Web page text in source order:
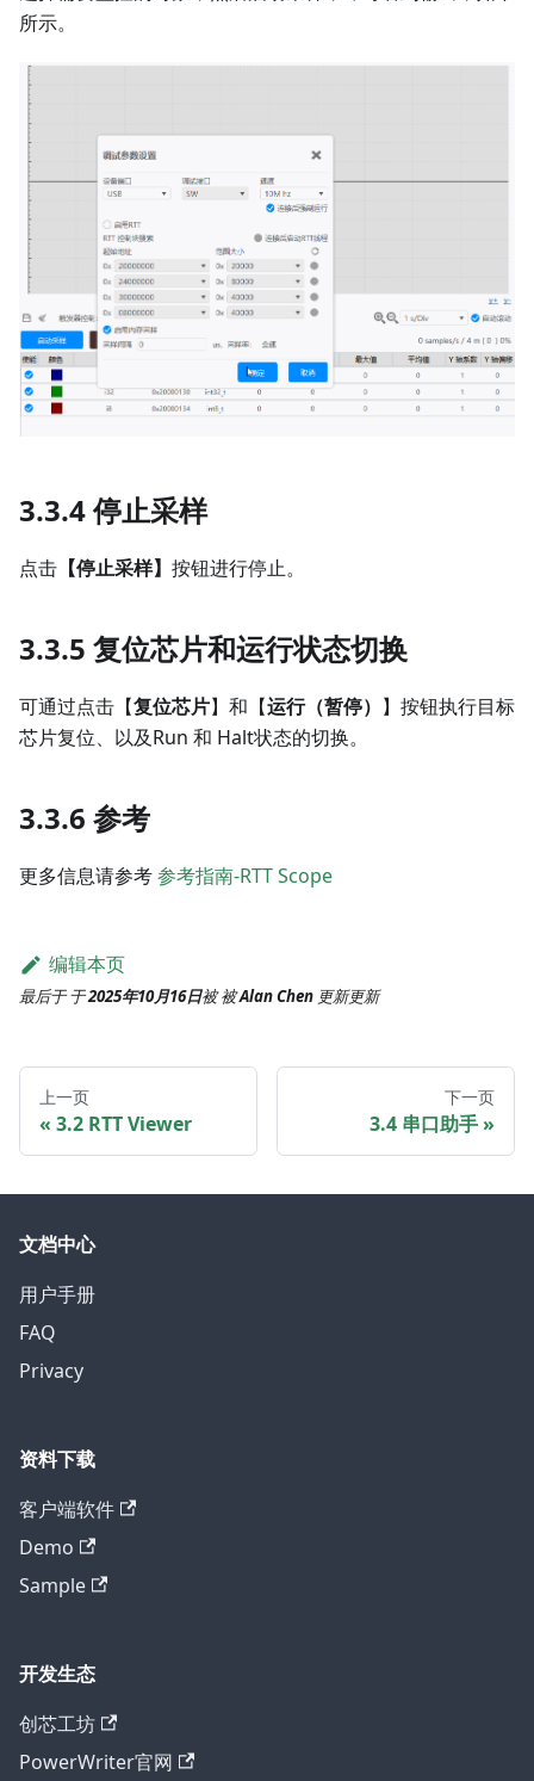
所示。
3.3.4 停止采样
点击 【停止采样】 按钮进行停止。
3.3.5 复位芯片和运行状态切换
可通过点击【复位芯片】和【运行（暂停） 】按钮执行目标
芯片复位、以及Run 和 Halt状态的切换。
3.3.6 参考
更多信息请参考参考指南-RTT Scope
编辑本页
最后于于2025年10月16日被被Alan Chen 更新更新
上一页
3.2 RTT Viewer
下一页
3.4 串口助手
文档中心
用户手册
FAQ
Privacy
资料下载
客户端软件
Demo
Sample
开发生态
创芯工坊
PowerWriter官网